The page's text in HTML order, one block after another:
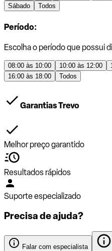
Sábado
Todos
Período:
Escolha o período que possui
08:00 às 10:00 10:00 às 12:00
16:00 às 18:00
Todos
Garantias Trevo
Melhor preço garantido
Resultados rápidos
Suporte especializado
Precisa de ajuda?
Falar com especialista